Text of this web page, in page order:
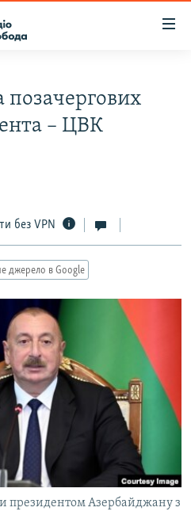
позачергових
– ЦВК
без VPN
джерело в Google
президентом Азербайджану з